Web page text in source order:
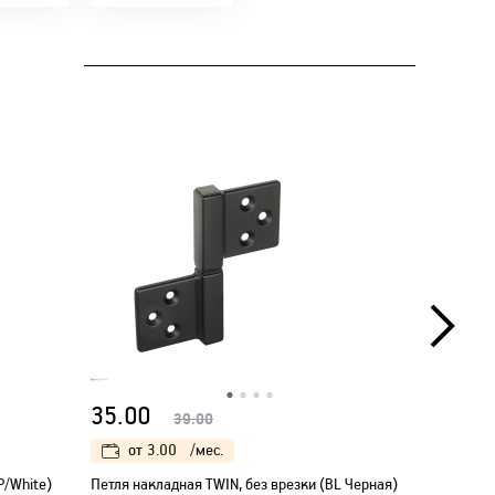
White)
35.00 39.00
от 3.00
/мес.
Петля накладная TWIN, без врезки (BL Черная)